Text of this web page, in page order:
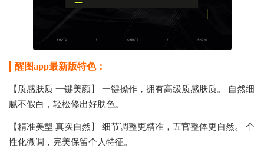
醒图app最新版特色：
【质感肤质 一键美颜】 一键操作，拥有高级质感肤质。 自然细
腻不假白，轻松修出好肤色。
【精准美型 真实自然】 细节调整更精准，五官整体更自然。 个
性化微调，完美保留个人特征。